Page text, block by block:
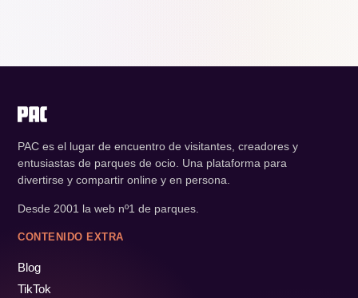
PAC es el lugar de encuentro de visitantes, creadores y
entusiastas de parques de ocio. Una plataforma para
divertirse y compartir online y en persona.
Desde 2001 la web nº1 de parques.
CONTENIDO EXTRA
Blog
TikTok